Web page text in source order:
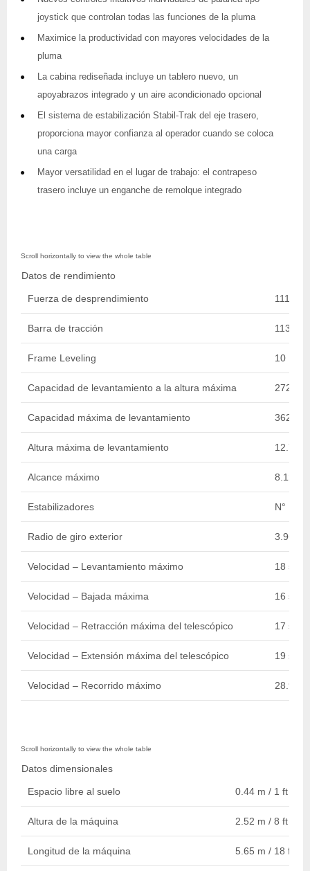
joystick que controlan todas las funciones de la pluma
Maximice la productividad con mayores velocidades de la
pluma
La cabina rediseñada incluye un tablero nuevo, un
apoyabrazos integrado y un aire acondicionado opcional
El sistema de estabilización Stabil-Trak del eje trasero,
proporciona mayor confianza al operador cuando se coloca
una carga
Mayor versatilidad en el lugar de trabajo: el contrapeso
trasero incluye un enganche de remolque integrado
Datos de rendimiento
Fuerza de desprendimiento
Barra de tracción
Frame Leveling 10
Capacidad de levantamiento a la altura máxima
Capacidad máxima de levantamiento
Altura máxima de levantamiento 12.78
Alcance máximo 8.12 m
Estabilizadores N°
Radio de giro exterior 3.96 m
Velocidad – Levantamiento máximo 18 sec.
Velocidad – Bajada máxima 16 sec.
Velocidad – Retracción máxima del telescópico 17 sec.
Velocidad – Extensión máxima del telescópico 19 sec.
Velocidad – Recorrido máximo 28.97
Datos dimensionales
Espacio libre al suelo 0.44 m / 1 ft 5 in.
Altura de la máquina 2.52 m / 8 ft 3 in.
Longitud de la máquina 5.65 m / 18 ft 6